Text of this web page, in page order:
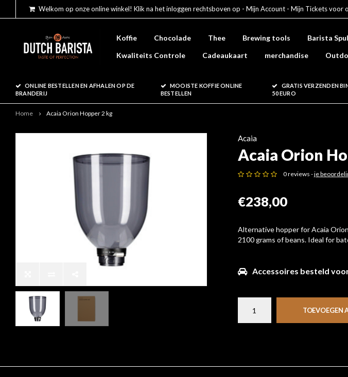
Welkom op onze online winkel! Klik na het inloggen rechtsboven op - Mijn Account - Mijn Tickets voor
Koffie Chocolade Thee Brewing tools Barista
Kwaliteits Controle
Cadeaukaart merchandise
ONLINE BESTELLEN EN AFHALEN OP DE
BRANDERIJ
MOOISTE KOFFIE ONLINE
BESTELLEN
GRATIS VERZENDEN
50 EURO
Home Acaia Orion Hopper 2 kg
Acaia
Acaia Orion
0 reviews -je
€238,00
Alternative hopper for Acaia
2100 grams of beans. Ideal for
Accessoires besteld
TOEVOEGEN